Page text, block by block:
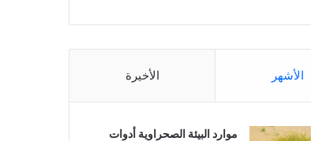
الأشهر الأخيرة
موارد البيئة الصحراوية أدوات